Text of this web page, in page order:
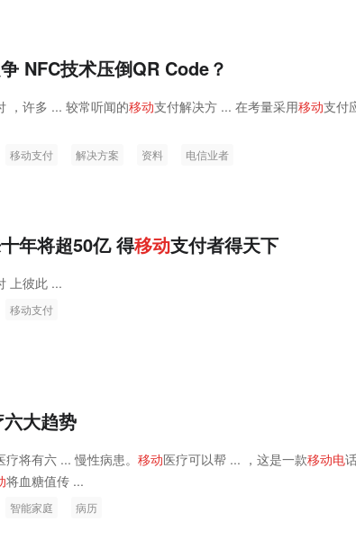
NFC技术压倒QR Code？
，许多 ... 较常听闻的移动支付解决方 ... 在考量采用移动支付
移动支付 解决方案 资料 电信业者
年将超50亿 得移动支付者得天下
上彼此 ...
移动支付
大趋势
疗将有六 ... 慢性病患。 移动医疗可以帮 ... ，这是一款移动电
将血糖值传 ...
智能家庭 病历